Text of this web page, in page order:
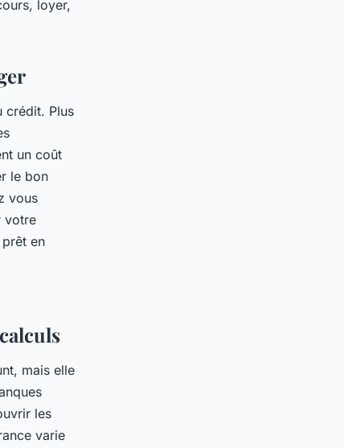
loyer,
crédit. Plus
un coût
le bon
vous
votre
en
mais elle
les
varie